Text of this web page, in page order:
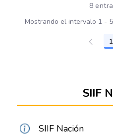
8
Mostrando el intervalo 1 -
1
SIIF
SIIF Nación